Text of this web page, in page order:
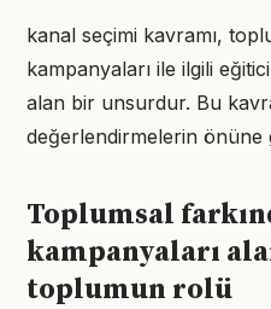
kanal seçimi kavramı,
kampanyaları ile ilgili
alan bir unsurdur. Bu
değerlendirmelerin önüne
Toplumsal
kampanyaları
toplumun rolü